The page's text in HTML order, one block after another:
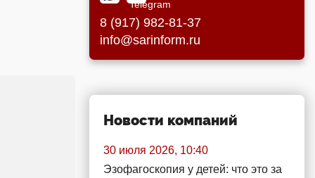
8 (917) 982-81-37
info@sarinform.ru
Новости компаний
30 июля 2026, 10:40
Эзофагоскопия у детей: что это за